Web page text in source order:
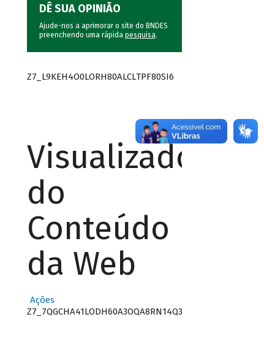
DÊ SUA OPINIÃO
Ajude-nos a aprimorar o site do BNDES
preenchendo uma rápida pesquisa.
Z7_L9KEH4O0LORH80ALCLTPF80SI6
Visualizador
do
Conteúdo
da Web
Ações
Z7_7QGCHA41LODH60A3OQA8RN14Q3